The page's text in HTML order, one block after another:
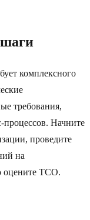
комплексного
требования,
процессов. Начните
проведите
на
TCO.